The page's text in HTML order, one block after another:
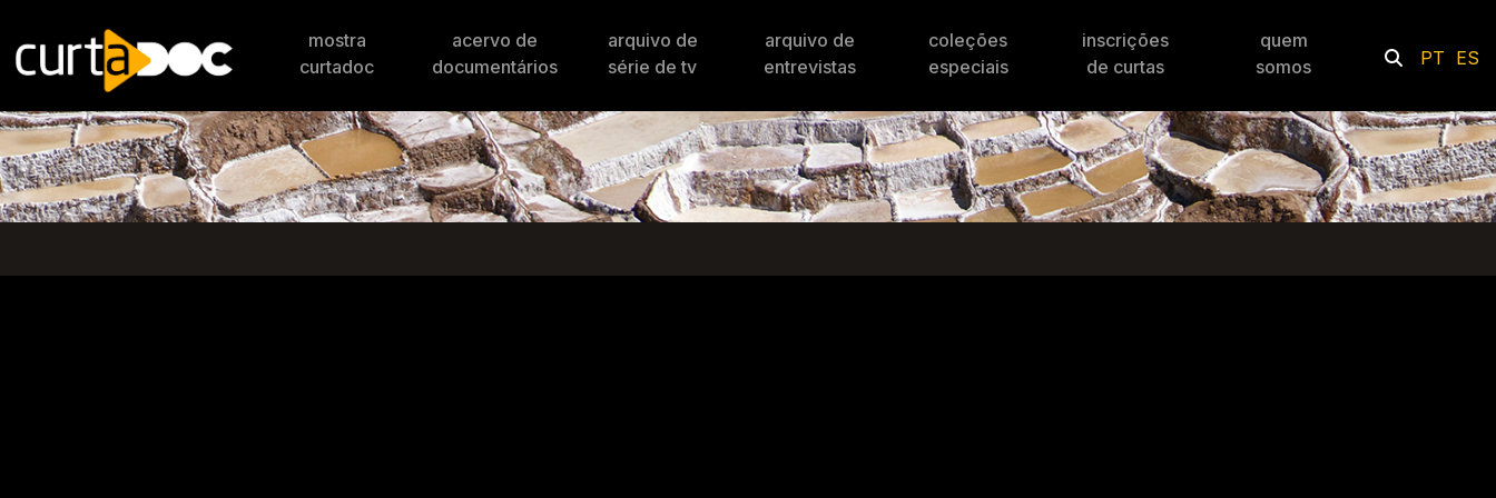
mostra
curtadoc
acervo de
documentários
arquivo de
série de tv
arquivo de
entrevistas
coleções
especiais
inscrições
de curtas
quem
somos
PT ES